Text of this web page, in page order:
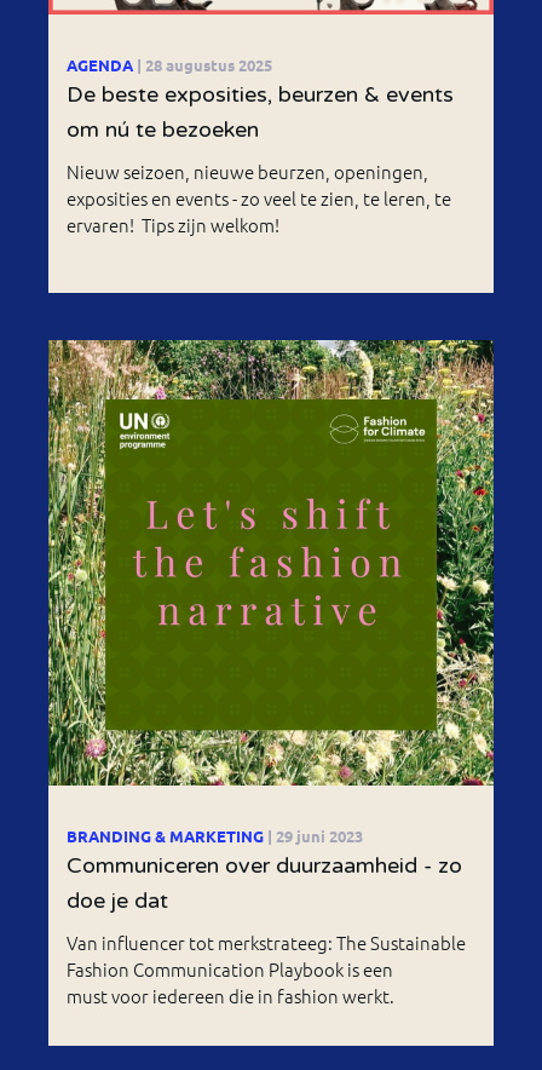
AGENDA | 28 augustus 2025
De beste exposities, beurzen & events
om nú te bezoeken
Nieuw seizoen, nieuwe beurzen, openingen,
exposities en events - zo veel te zien, te leren, te
ervaren! Tips zijn welkom!
BRANDING & MARKETING | 29 juni 2023
Communiceren over duurzaamheid - zo
doe je dat
Van influencer tot merkstrateeg: The Sustainable
Fashion Communication Playbook is een
must voor iedereen die in fashion werkt.